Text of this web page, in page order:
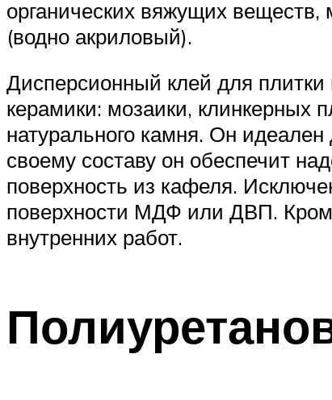
органических вяжущих
(водно акриловый).
Дисперсионный клей для
керамики: мозаики, клинкерных
натурального камня. Он
своему составу он обеспечит
поверхность из кафеля.
поверхности МДФ или ДВП.
внутренних работ.